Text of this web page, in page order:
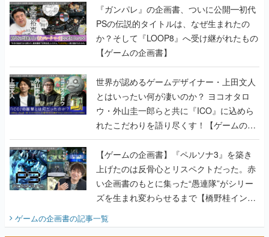
『ガンパレ』の企画書、ついに公開━初代
PSの伝説的タイトルは、なぜ生まれたの
か？そして『LOOP8』へ受け継がれたもの
【ゲームの企画書】
世界が認めるゲームデザイナー・上田文人
とはいったい何が凄いのか？ ヨコオタロ
ウ・外山圭一郎らと共に『ICO』に込めら
れたこだわりを語り尽くす！【ゲームの企
画書】
【ゲームの企画書】『ペルソナ3』を築き
上げたのは反骨心とリスペクトだった。赤
い企画書のもとに集った“愚連隊”がシリー
ズを生まれ変わらせるまで【橋野桂インタ
ゲームの企画書の記事一覧